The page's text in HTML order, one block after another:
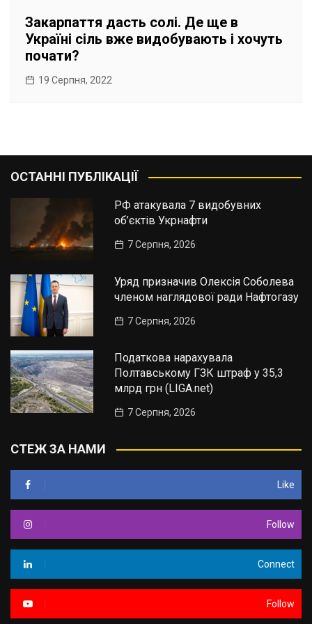
Закарпаття дасть солі. Де ще в
Україні сіль вже видобувають і хочуть
почати?
19 Серпня, 2022
ОСТАННІ ПУБЛІКАЦІЇ
РФ атакувала 7 видобувних
об’єктів Укрнафти
7 Серпня, 2026
Уряд призначив Олексія Соболева
членом наглядової ради Нафтогазу
7 Серпня, 2026
Податкова нарахувала
Полтавському ГЗК штраф у 35,3
млрд грн (LIGA.net)
7 Серпня, 2026
СТЕЖ ЗА НАМИ
Like
Follow
Connect
Follow